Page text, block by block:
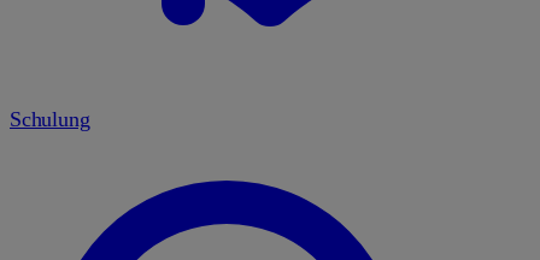
Schulung